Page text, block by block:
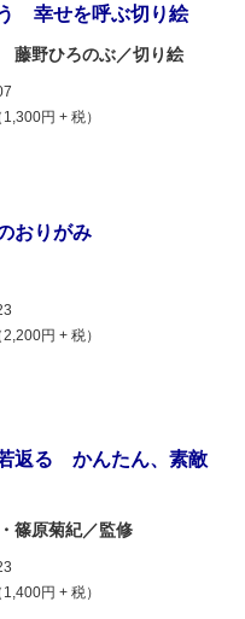
幸せを呼ぶ切り絵
藤野ひろのぶ／切り絵
円 + 税）
おりがみ
円 + 税）
返る かんたん、素敵
篠原菊紀／監修
円 + 税）